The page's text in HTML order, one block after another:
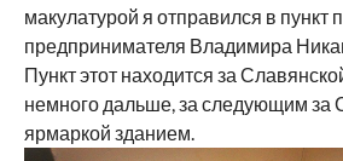
макулатурой я отправился в пункт
предпринимателя Владимира
Пункт этот находится за
немного дальше, за следующим за
ярмаркой зданием.